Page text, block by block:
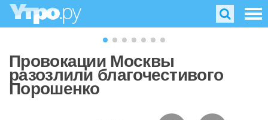
Провокации Москвы
разозлили благочестивого
Порошенко